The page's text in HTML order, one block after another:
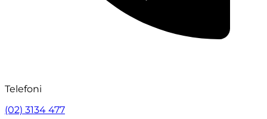
Telefoni
(02) 3134 477